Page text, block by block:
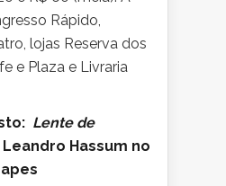
Rápido,
lojas Reserva dos
e Plaza e Livraria
Lente de
Hassum no